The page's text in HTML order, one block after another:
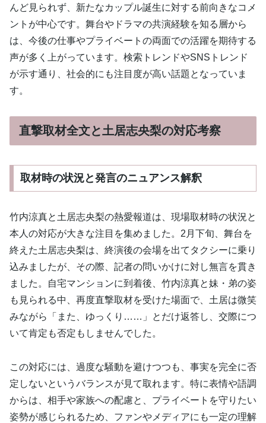
んど見られず、新たなカップル誕生に対する前向きなコメ
ントが中心です。舞台やドラマの共演経験を知る層から
は、今後の仕事やプライベートの両面での活躍を期待する
声が多く上がっています。検索トレンドやSNSトレンド
が示す通り、社会的にも注目度が高い話題となっていま
す。
直撃取材全文と土居志央梨の対応考察
取材時の状況と発言のニュアンス解釈
竹内涼真と土居志央梨の熱愛報道は、現場取材時の状況と
本人の対応が大きな注目を集めました。2月下旬、舞台を
終えた土居志央梨は、終演後の会場を出てタクシーに乗り
込みましたが、その際、記者の問いかけに対し無言を貫き
ました。自宅マンションに到着後、竹内涼真と妹・弟の姿
も見られる中、再度直撃取材を受けた場面で、土居は微笑
みながら「また、ゆっくり……」とだけ返答し、交際につ
いて肯定も否定もしませんでした。
この対応には、過度な騒動を避けつつも、事実を完全に否
定しないというバランスが見て取れます。特に表情や語調
からは、相手や家族への配慮と、プライベートを守りたい
姿勢が感じられるため、ファンやメディアにも一定の理解